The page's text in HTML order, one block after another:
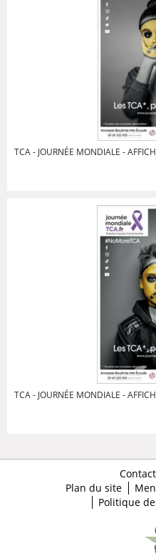
TCA - JOURNÉE MONDIALE -
TCA - JOURNÉE MONDIALE -
Contact
Plan du site
Politique